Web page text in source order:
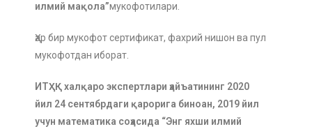
илмий мақола”мукофотилари.
Ҳар бир мукофот сертификат, фахрий нишон ва пул
мукофотдан иборат.
ИТҲҚ халқаро экспертлари ҳайъатининг 2020
йил 24 сентябрдаги қарорига биноан, 2019 йил
учун математика соҳасида “Энг яхши илмий